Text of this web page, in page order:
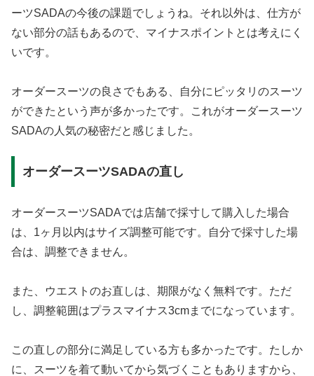
ーツSADAの今後の課題でしょうね。それ以外は、仕方が
ない部分の話もあるので、マイナスポイントとは考えにく
いです。
オーダースーツの良さでもある、自分にピッタリのスーツ
ができたという声が多かったです。これがオーダースーツ
SADAの人気の秘密だと感じました。
オーダースーツSADAの直し
オーダースーツSADAでは店舗で採寸して購入した場合
は、1ヶ月以内はサイズ調整可能です。自分で採寸した場
合は、調整できません。
また、ウエストのお直しは、期限がなく無料です。ただ
し、調整範囲はプラスマイナス3cmまでになっています。
この直しの部分に満足している方も多かったです。たしか
に、スーツを着て動いてから気づくこともありますから、